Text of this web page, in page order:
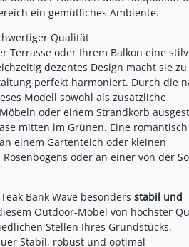
ein gemütliches Ambiente.
Qualität
Terrasse oder Ihrem Balkon eine
dezentes Design macht sie
perfekt harmoniert. Durch die
Modell sowohl als zusätzliche
oder einem Strandkorb
mitten im Grünen. Eine romantisch
einem Gartenteich oder kleinen
oder an einer von der
Bank Wave besonders stabil und
Outdoor-Möbel von höchster
Stellen Ihres Grundstücks.
Stabil, robust und optimal